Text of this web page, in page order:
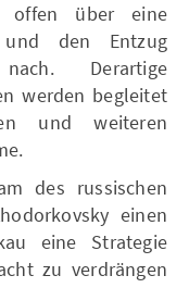
offen über eine
und den Entzug
Derartige
werden begleitet
und weiteren
des russischen
einen
eine Strategie
zu verdrängen